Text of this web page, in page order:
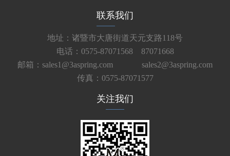
联系我们
地址：诸暨市大唐街道天元支路118号
电话：0575-87071568 87071668
邮箱：sales1@3aspring.com
sales2@3aspring.com
传真：0575-87071577
关注我们